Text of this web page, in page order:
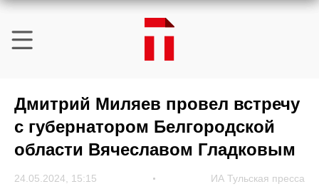
Дмитрий Миляев провел встречу
с губернатором Белгородской
области Вячеславом Гладковым
24.05.2024, 15:15 ИА Тульская пресса